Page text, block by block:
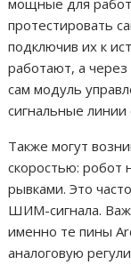
протестировать
подключив их к
работают, а
сам модуль
сигнальные линии
Также могут
скоростью: робот
рывками. Это
ШИМ-сигнала.
именно те пины
аналоговую